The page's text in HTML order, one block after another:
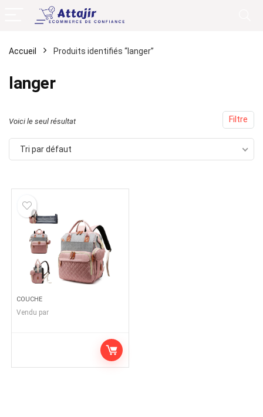
Accueil Produits identifiés “langer”
langer
Filtre
Voici le seul résultat
Tri par défaut
COUCHE
Vendu par